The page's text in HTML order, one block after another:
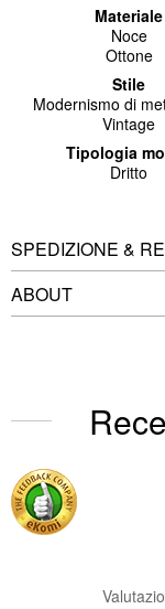
Materiale
Noce
Ottone
Stile
Modernismo di
Vintage
Tipologia
Dritto
SPEDIZIONE &
ABOUT